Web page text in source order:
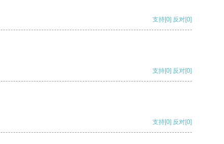
支持[0] 反对[0]
支持[0] 反对[0]
支持[0] 反对[0]